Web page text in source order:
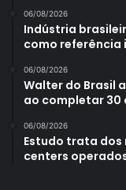
06/08/2026
Indústria
como referência
06/08/2026
Walter do Brasil
ao completar 30
06/08/2026
Estudo trata
centers